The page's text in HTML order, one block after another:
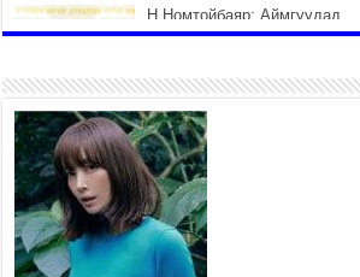
Н.Номтойбаяр: Аймгуудад
тулгамдаж буй асуудлуудыг
газрын хуралдаанд
2026 оны 8 сар 6 / 16 цаг 34 минут
УИХ-ын дарга С.Бямбацогт
төрийг төлөөлөн Сутай
хайрхны тэнгэрийг тахих
төрийн тахилгад оролцлоо
2026 оны 8 сар 6 / 16 цаг 30 минут